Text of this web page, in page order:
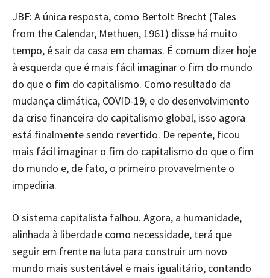
JBF: A única resposta, como Bertolt Brecht (Tales
from the Calendar, Methuen, 1961) disse há muito
tempo, é sair da casa em chamas. É comum dizer hoje
à esquerda que é mais fácil imaginar o fim do mundo
do que o fim do capitalismo. Como resultado da
mudança climática, COVID-19, e do desenvolvimento
da crise financeira do capitalismo global, isso agora
está finalmente sendo revertido. De repente, ficou
mais fácil imaginar o fim do capitalismo do que o fim
do mundo e, de fato, o primeiro provavelmente o
impediria.
O sistema capitalista falhou. Agora, a humanidade,
alinhada à liberdade como necessidade, terá que
seguir em frente na luta para construir um novo
mundo mais sustentável e mais igualitário, contando